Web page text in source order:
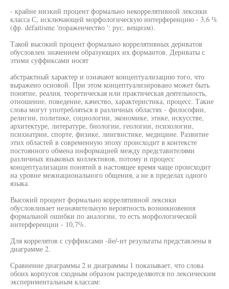
- крайне низкий процент формально некоррелятивной лексики
класса С, исключающей морфологическую интерференцию - 3,6 %
(фр. défaitisme 'пораженчество ': рус. вещизм).
Такой высокий процент формально коррелятивных дериватов
обусловлен значением образующих их формантов. Дериваты с
этими суффиксами носят
абстрактный характер и означают концептуализацию того, что
выражено основой. При этом концептуализировано может быть
понятие, реалия, теоретическая или практическая деятельность,
отношение, поведение, качество, характеристика, процесс. Такие
слова могут употребляться в различных областях - философии,
религии, политике, социологии, экономике, этике, искусстве,
архитектуре, литературе, биологии, геологии, психологии,
психиатрии, спорте, физике, лингвистике, медицине. Развитие
этих областей в современную эпоху происходит в контексте
постоянного обмена информацией между представителями
различных языковых коллективов, потому и процесс
концептуализации понятий в настоящее время чаще происходит
на уровне межнационального общения, а не в пределах одного
языка.
Высокий процент формально коррелятивной лексики
обусловливает незначительную вероятность возникновения
формальной ошибки по аналогии, то есть морфологической
интерференции - 10,7%.
Для коррелятов с суффиксами -йе/-ит результаты представлены в
диаграмме 2.
Сравнение диаграммы 2 и диаграммы 1 показывает, что слова
обоих корпусов сходным образом распределяются по лексическим
экспериментальным классам: